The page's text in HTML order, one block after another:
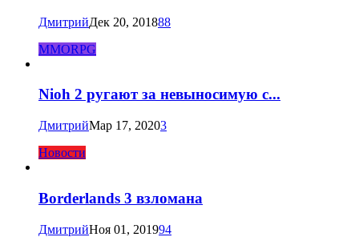
ДмитрийДек 20, 201888
MMORPG
Nioh 2 ругают за невыносимую с...
ДмитрийМар 17, 20203
Новости
Borderlands 3 взломана
ДмитрийНоя 01, 201994